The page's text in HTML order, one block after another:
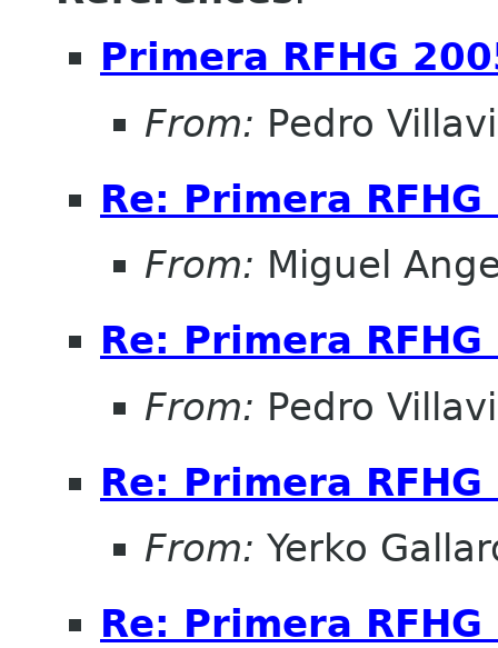
Primera RFHG
From: Pedro
Re: Primera
From: Miguel
Re: Primera
From: Pedro
Re: Primera
From: Yerko
Re: Primera